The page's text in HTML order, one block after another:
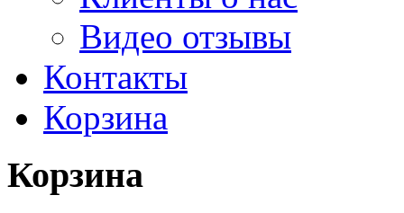
Видео отзывы
Контакты
Корзина
Корзина